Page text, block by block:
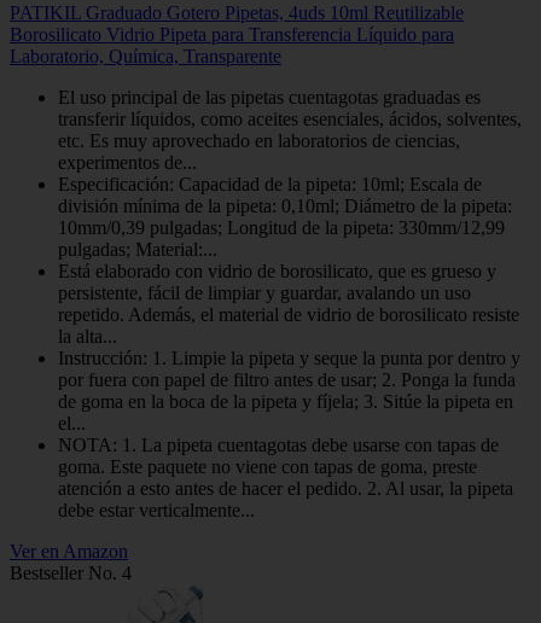
PATIKIL Graduado Gotero Pipetas, 4uds 10ml Reutilizable
Borosilicato Vidrio Pipeta para Transferencia Líquido para
Laboratorio, Química, Transparente
El uso principal de las pipetas cuentagotas graduadas es
transferir líquidos, como aceites esenciales, ácidos, solventes,
etc. Es muy aprovechado en laboratorios de ciencias,
experimentos de...
Especificación: Capacidad de la pipeta: 10ml; Escala de
división mínima de la pipeta: 0,10ml; Diámetro de la pipeta:
10mm/0,39 pulgadas; Longitud de la pipeta: 330mm/12,99
pulgadas; Material:...
Está elaborado con vidrio de borosilicato, que es grueso y
persistente, fácil de limpiar y guardar, avalando un uso
repetido. Además, el material de vidrio de borosilicato resiste
la alta...
Instrucción: 1. Limpie la pipeta y seque la punta por dentro y
por fuera con papel de filtro antes de usar; 2. Ponga la funda
de goma en la boca de la pipeta y fíjela; 3. Sitúe la pipeta en
el...
NOTA: 1. La pipeta cuentagotas debe usarse con tapas de
goma. Este paquete no viene con tapas de goma, preste
atención a esto antes de hacer el pedido. 2. Al usar, la pipeta
debe estar verticalmente...
Ver en Amazon
Bestseller No. 4